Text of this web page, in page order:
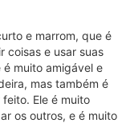
e marrom, que é
coisas e usar suas
muito amigável e
mas também é
Ele é muito
os outros, e é muito